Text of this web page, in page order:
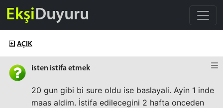
EkşiDuyuru
AÇIK
isten istifa etmek
20 gun gibi bi sure oldu ise baslayali. Ayin 1 inde
maas aldim. İstifa edilecegini 2 hafta onceden